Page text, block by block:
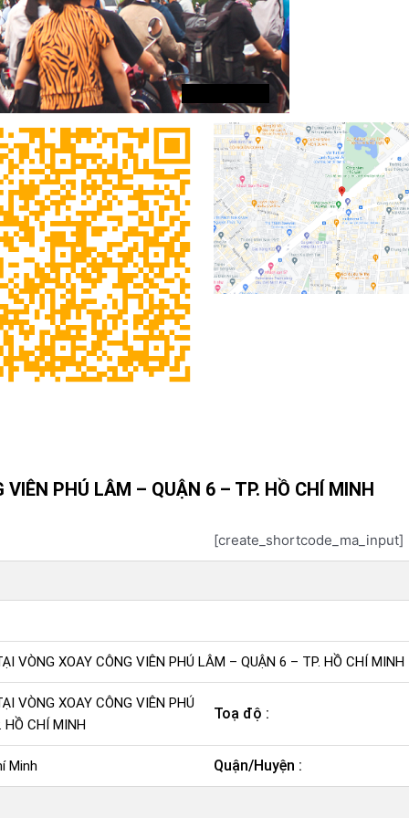
PHÚ LÂM – QUẬN 6 – TP. HỒ CHÍ MINH
[create_shortcode_ma_input]
VÒNG XOAY CÔNG VIÊN PHÚ LÂM – QUẬN 6 – TP. HỒ CHÍ MINH
VÒNG XOAY CÔNG VIÊN PHÚ
HỒ CHÍ MINH
Toạ độ :
Minh Quận/Huyện :